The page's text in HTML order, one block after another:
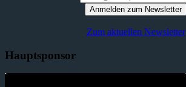
Anmelden zum Newsletter
Zum aktuellen Newsletter
Hauptsponsor